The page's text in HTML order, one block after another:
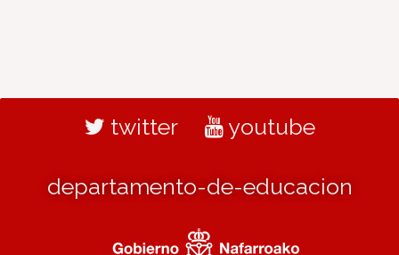
twitter youtube
departamento-de-educacion